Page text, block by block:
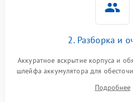
2000 ₽
Проблемы Wi‑Fi или
2500 ₽
2. Разборка и
Аккуратное вскрытие корпуса и
шлейфа аккумулятора для
высохшей термопасты с
Подробнее